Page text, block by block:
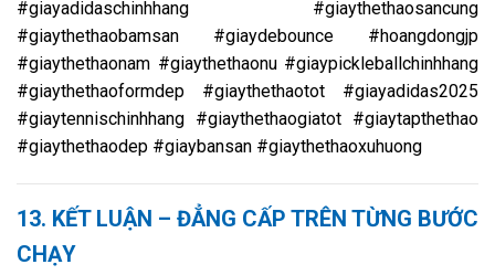
#giayadidaschinhhang #giaythethaosancung
#giaythethaobamsan #giaydebounce #hoangdongjp
#giaythethaonam #giaythethaonu #giaypickleballchinhhang
#giaythethaoformdep #giaythethaotot #giayadidas2025
#giaytennischinhhang #giaythethaogiatot #giaytapthethao
#giaythethaodep #giaybansan #giaythethaoxuhuong
13. KẾT LUẬN – ĐẲNG CẤP TRÊN TỪNG BƯỚC
CHẠY